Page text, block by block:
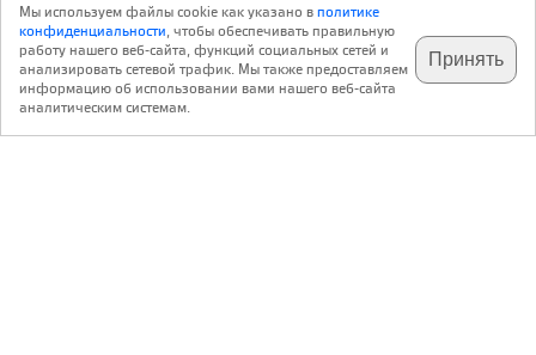
подпишитесь на наш
телеграм @archi_ru
✕
с 20 июля 1999 г.
Мы используем файлы cookie как указано вполитике
конфиденциальности, чтобы обеспечивать правильную
работу нашего веб-сайта, функций социальных сетей и
анализировать сетевой трафик. Мы также предоставляем
информацию об использовании вами нашего веб-сайта
аналитическим системам.
Принять